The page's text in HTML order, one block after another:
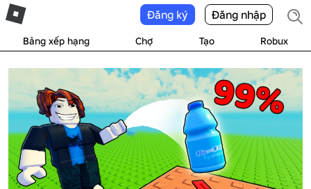
Bảng xếp hạng Chợ Tạo Robux
Đăng ký Đăng nhập